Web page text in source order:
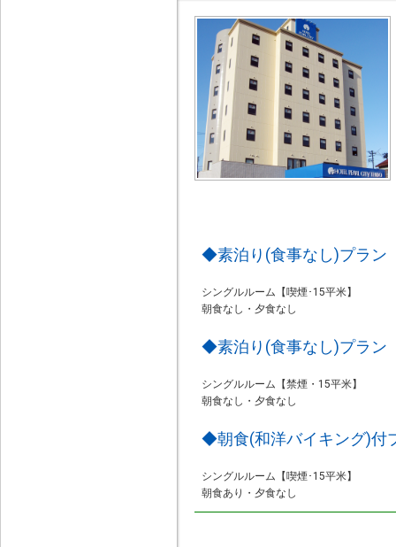
◆素泊り(食事なし)プラン
シングルルーム【喫煙･15平米】
朝食なし・夕食なし
◆素泊り(食事なし)プラン
シングルルーム【禁煙・15平米】
朝食なし・夕食なし
◆朝食(和洋バイキング)付
シングルルーム【喫煙･15平米】
朝食あり・夕食なし